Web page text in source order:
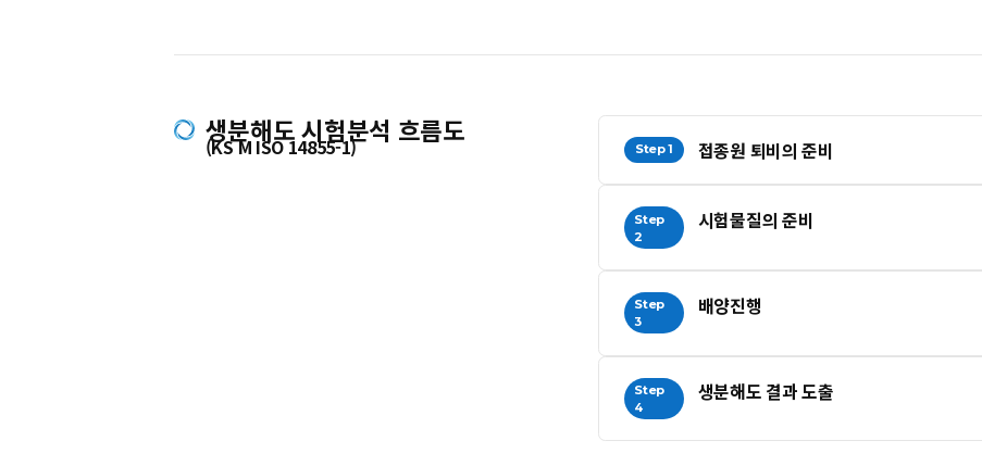
생분해도 시험분석 흐름도
(KS M ISO 14855-1) Step 1 접종원 퇴비의 준비
Step
2
시험물질의 준비
Step
3
배양진행
Step
4
생분해도 결과 도출